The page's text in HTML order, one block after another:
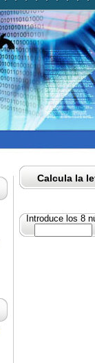
Calcula la
Introduce los 8